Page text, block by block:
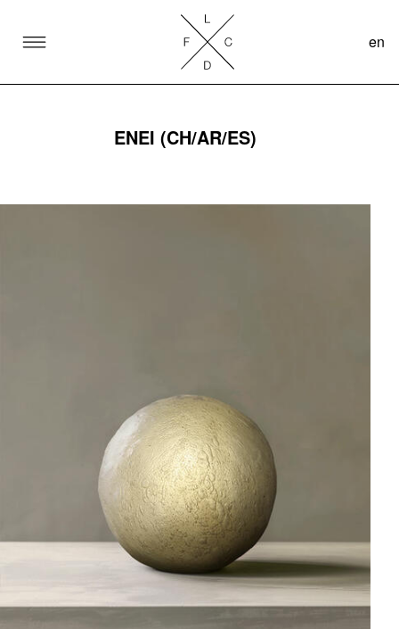
SKIP TO CONTENT
en
ENEI (CH/AR/ES)